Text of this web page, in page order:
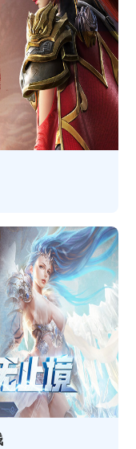
合服公告
合服公告
更新维护公告
更新维护公告
合服公告
下返利
合服公告
合服公告
合服公告